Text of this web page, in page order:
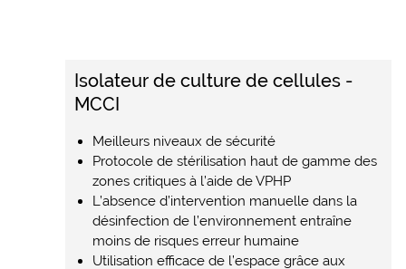
Isolateur de culture de cellules -
MCCI
Meilleurs niveaux de sécurité
Protocole de stérilisation haut de gamme des
zones critiques à l’aide de VPHP
L’absence d’intervention manuelle dans la
désinfection de l’environnement entraîne
moins de risques erreur humaine
Utilisation efficace de l’espace grâce aux